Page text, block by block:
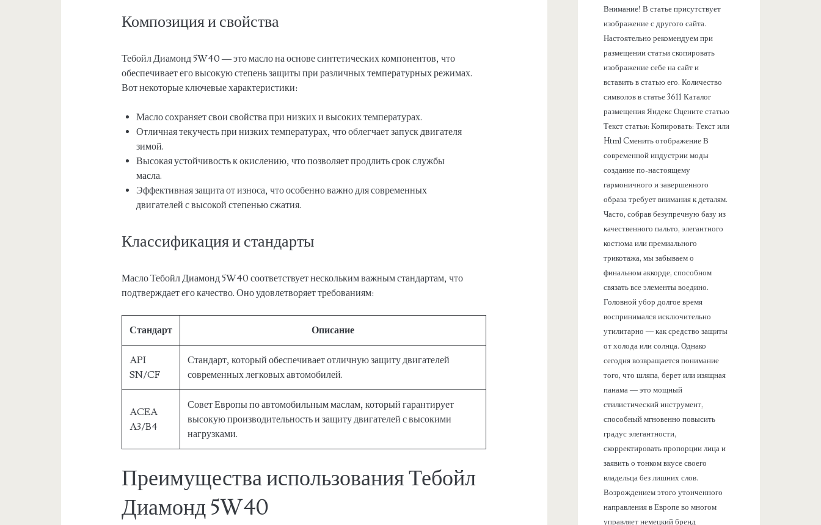
Композиция и свойства
Тебойл Диамонд 5W40 — это масло на основе синтетических компонентов, что
обеспечивает его высокую степень защиты при различных температурных режимах.
Вот некоторые ключевые характеристики:
Масло сохраняет свои свойства при низких и высоких температурах.
Отличная текучесть при низких температурах, что облегчает запуск двигателя
зимой.
Высокая устойчивость к окислению, что позволяет продлить срок службы
масла.
Эффективная защита от износа, что особенно важно для современных
двигателей с высокой степенью сжатия.
Классификация и стандарты
Масло Тебойл Диамонд 5W40 соответствует нескольким важным стандартам, что
подтверждает его качество. Оно удовлетворяет требованиям:
Стандарт Описание
API
SN/CF
Стандарт, который обеспечивает отличную защиту двигателей
современных легковых автомобилей.
ACEA
A3/B4
Совет Европы по автомобильным маслам, который гарантирует
высокую производительность и защиту двигателей с высокими
нагрузками.
Преимущества использования Тебойл
Диамонд 5W40
Внимание! В статье присутствует
изображение с другого сайта.
Настоятельно рекомендуем при
размещении статьи скопировать
изображение себе на сайт и
вставить в статью его. Количество
символов в статье 3611 Каталог
размещения Яндекс Оцените статью
Текст статьи: Копировать: Текст или
Html Cменить отображение В
современной индустрии моды
создание по-настоящему
гармоничного и завершенного
образа требует внимания к деталям.
Часто, собрав безупречную базу из
качественного пальто, элегантного
костюма или премиального
трикотажа, мы забываем о
финальном аккорде, способном
связать все элементы воедино.
Головной убор долгое время
воспринимался исключительно
утилитарно — как средство защиты
от холода или солнца. Однако
сегодня возвращается понимание
того, что шляпа, берет или изящная
панама — это мощный
стилистический инструмент,
способный мгновенно повысить
градус элегантности,
скорректировать пропорции лица и
заявить о тонком вкусе своего
владельца без лишних слов.
Возрождением этого утонченного
направления в Европе во многом
управляет немецкий бренд